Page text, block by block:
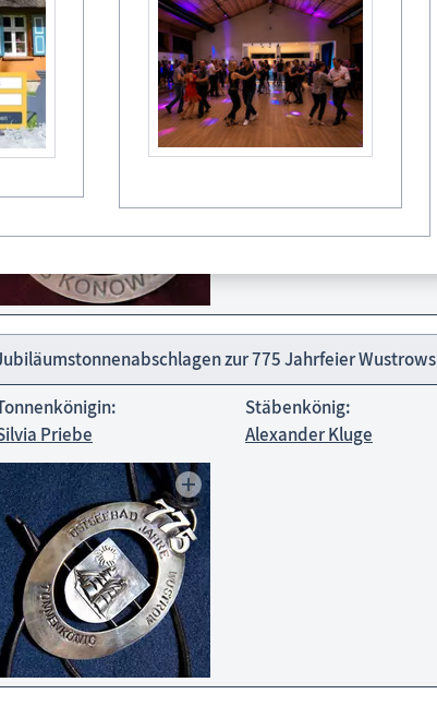
Konow
Stäbenkönig:
Thomas Runge
zur 775 Jahrfeier Wustrows
Priebe
Stäbenkönig:
Alexander Kluge